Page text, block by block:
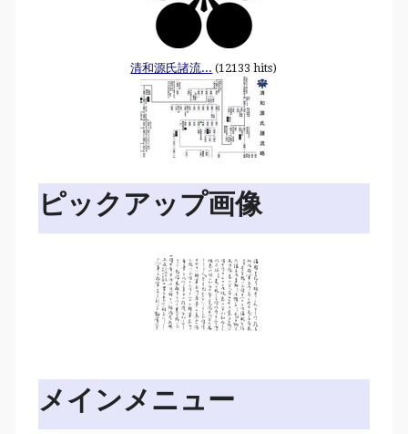
清和源氏諸流... (12133 hits)
ピックアップ画像
メインメニュー